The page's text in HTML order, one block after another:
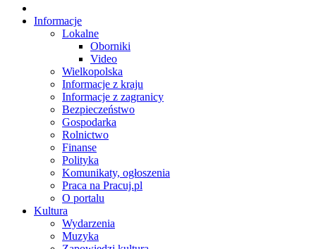
Informacje
Lokalne
Oborniki
Video
Wielkopolska
Informacje z kraju
Informacje z zagranicy
Bezpieczeństwo
Gospodarka
Rolnictwo
Finanse
Polityka
Komunikaty, ogłoszenia
Praca na Pracuj.pl
O portalu
Kultura
Wydarzenia
Muzyka